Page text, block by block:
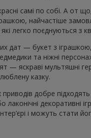
самі по собі. А от
найчастіше
легко поєднуються з
дат — букет з
та ніжні
— яскраві мультяшні
казку.
добре
лаконічні декоративні
і можуть стати